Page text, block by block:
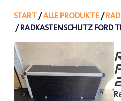
START/ALLE PRODUKTE/
/ RADKASTENSCHUTZ FORD